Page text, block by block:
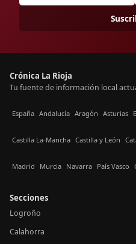
Crónica La Rioja
Tu fuente de información local
España Andalucía Aragón Asturias
Castilla La-Mancha Castilla y León
Madrid Murcia Navarra País Vasco
Secciones
Logroño
Calahorra